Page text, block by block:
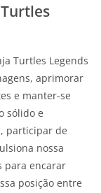
Turtles Legends
aprimorar
e manter-se
sólido e
participar de
nossa
para encarar
posição entre